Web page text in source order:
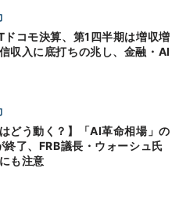
収入に底打ちの兆し、金融・AI
はどう動く？】「AI革命相場」の
終了、FRB議長・ウォーシュ氏
も注意